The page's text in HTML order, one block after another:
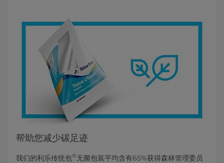
帮助您减少碳足迹
我们的利乐传统包®无菌包装平均含有65%获得森林管理委员